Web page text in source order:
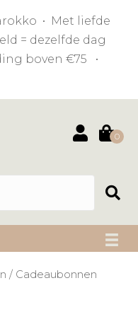
• Met liefde
= dezelfde dag
boven €75 •
0
/ Cadeaubonnen